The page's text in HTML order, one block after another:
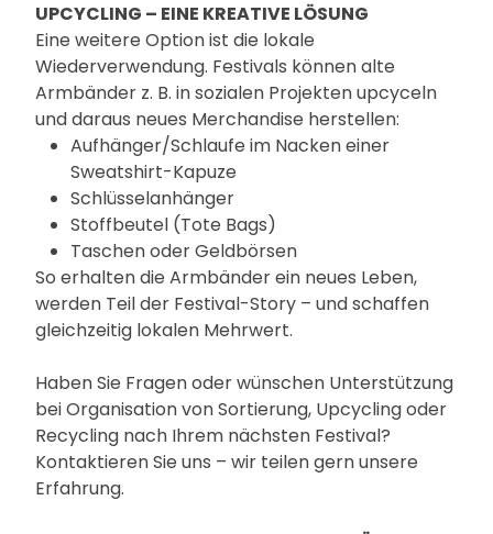
UPCYCLING – EINE KREATIVE LÖSUNG
Eine weitere Option ist die lokale
Wiederverwendung. Festivals können alte
Armbänder z. B. in sozialen Projekten upcyceln
und daraus neues Merchandise herstellen:
Aufhänger/Schlaufe im Nacken einer
Sweatshirt-Kapuze
Schlüsselanhänger
Stoffbeutel (Tote Bags)
Taschen oder Geldbörsen
So erhalten die Armbänder ein neues Leben,
werden Teil der Festival-Story – und schaffen
gleichzeitig lokalen Mehrwert.
Haben Sie Fragen oder wünschen Unterstützung
bei Organisation von Sortierung, Upcycling oder
Recycling nach Ihrem nächsten Festival?
Kontaktieren Sie uns – wir teilen gern unsere
Erfahrung.